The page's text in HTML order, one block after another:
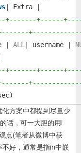
| Extra |
+-------+------
|
ALL | username |
+-------+------
方案中都提到尽量少
话，可一大胆的用i
点(笔者从微博中获
好，通常是指in中嵌